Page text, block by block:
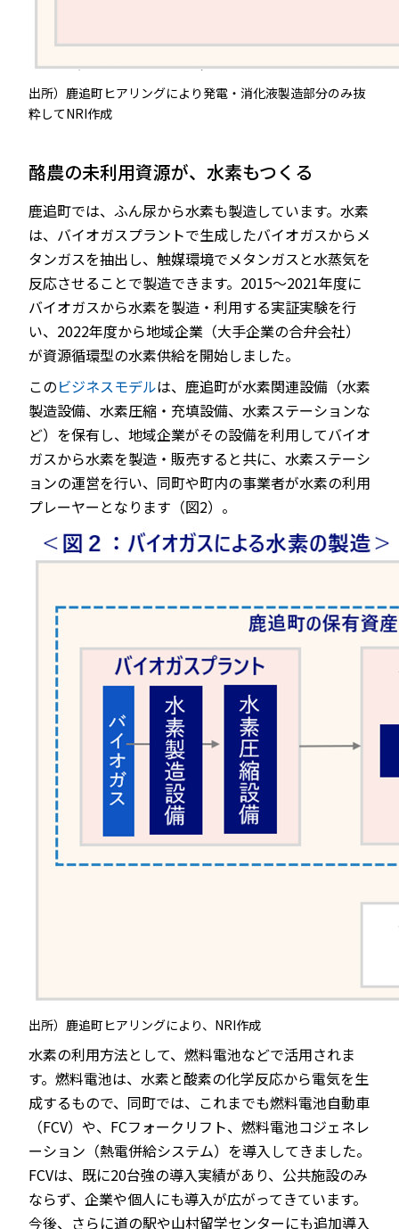
出所）鹿追町ヒアリングにより発電・消化液製造部分のみ抜
粋してNRI作成
酪農の未利用資源が、水素もつくる
鹿追町では、ふん尿から水素も製造しています。水素
は、バイオガスプラントで生成したバイオガスからメ
タンガスを抽出し、触媒環境でメタンガスと水蒸気を
反応させることで製造できます。2015～2021年度に
バイオガスから水素を製造・利用する実証実験を行
い、2022年度から地域企業（大手企業の合弁会社）
が資源循環型の水素供給を開始しました。
このビジネスモデルは、鹿追町が水素関連設備（水素
製造設備、水素圧縮・充填設備、水素ステーションな
ど）を保有し、地域企業がその設備を利用してバイオ
ガスから水素を製造・販売すると共に、水素ステーシ
ョンの運営を行い、同町や町内の事業者が水素の利用
プレーヤーとなります（図2）。
出所）鹿追町ヒアリングにより、NRI作成
水素の利用方法として、燃料電池などで活用されま
す。燃料電池は、水素と酸素の化学反応から電気を生
成するもので、同町では、これまでも燃料電池自動車
（FCV）や、FCフォークリフト、燃料電池コジェネレ
ーション（熱電併給システム）を導入してきました。
FCVは、既に20台強の導入実績があり、公共施設のみ
ならず、企業や個人にも導入が広がってきています。
今後、さらに道の駅や山村留学センターにも追加導入